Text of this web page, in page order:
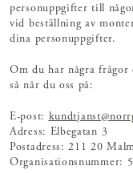
personuppgifter till
vid beställning av
dina personuppgifter.
Om du har några frågor
så når du oss på:
E-post:
Adress: Elbegatan 3
Postadress: 211 20
Organisationsnummer: